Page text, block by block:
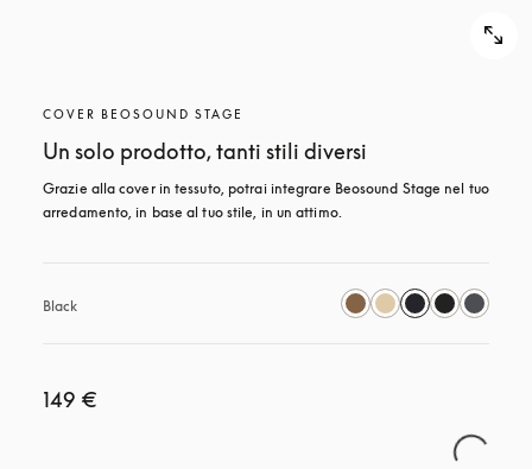
COVER BEOSOUND STAGE
Un solo prodotto, tanti stili diversi
Grazie alla cover in tessuto, potrai integrare Beosound Stage nel tuo
arredamento, in base al tuo stile, in un attimo.
Black
149 €